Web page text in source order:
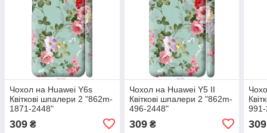
Чохол на Huawei Y6s
Квіткові шпалери 2 "862m-
1871-2448"
309 ₴
Чохол на Huawei Y5 II
Квіткові шпалери 2 "862m-
496-2448"
309₴ 309